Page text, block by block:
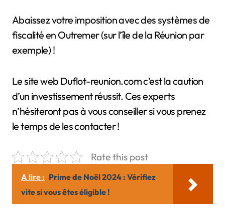
Abaissez votre imposition avec des systèmes de
fiscalité en Outremer (sur l’île de la Réunion par
exemple) !
Le site web Duflot-reunion.com c’est la caution
d’un investissement réussit. Ces experts
n’hésiteront pas à vous conseiller si vous prenez
le temps de les contacter !
Rate this post
A lire : Prime de Noël 2024 : Vérifiez
vite si vous êtes éligible !